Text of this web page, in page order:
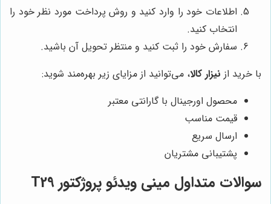
اطلاعات خود را وارد کنید و روش پرداخت مورد نظر خود را
انتخاب کنید.
سفارش خود را ثبت کنید و منتظر تحویل آن باشید.
با خرید از نیزار کالا، می‌توانید از مزایای زیر بهره‌مند شوید:
محصول اورجینال با گارانتی معتبر
قیمت مناسب
ارسال سریع
پشتیبانی مشتریان
سوالات متداول مینی ویدئو پروژکتور T29